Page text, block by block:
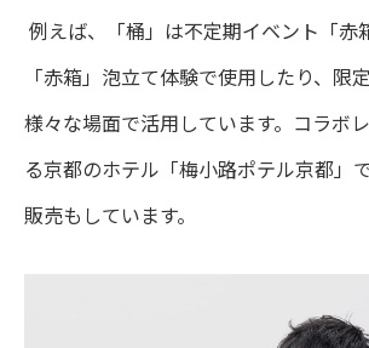
例えば、「桶」は不定期イベント「赤
「赤箱」泡立て体験で使用したり、限
様々な場面で活用しています。コラボ
る京都のホテル「梅小路ポテル京都」
販売もしています。